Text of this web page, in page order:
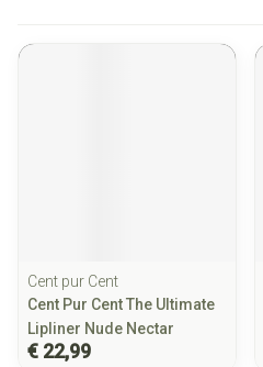
Cent pur Cent
Cent Pur Cent The Ultimate
Lipliner Nude Nectar
€ 22,99